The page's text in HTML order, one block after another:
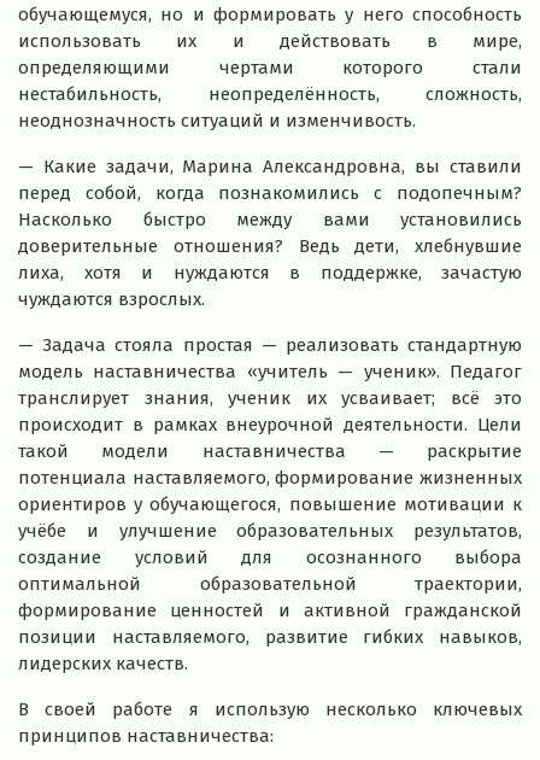
обучающемуся, но и формировать у него способность
использовать их и действовать в мире,
определяющими чертами которого стали
нестабильность, неопределённость, сложность,
неоднозначность ситуаций и изменчивость.
— Какие задачи, Марина Александровна, вы ставили
перед собой, когда познакомились с подопечным?
Насколько быстро между вами установились
доверительные отношения? Ведь дети, хлебнувшие
лиха, хотя и нуждаются в поддержке, зачастую
чуждаются взрослых.
— Задача стояла простая — реализовать стандартную
модель наставничества «учитель — ученик». Педагог
транслирует знания, ученик их усваивает; всё это
происходит в рамках внеурочной деятельности. Цели
такой модели наставничества — раскрытие
потенциала наставляемого, формирование жизненных
ориентиров у обучающегося, повышение мотивации к
учёбе и улучшение образовательных результатов,
создание условий для осознанного выбора
оптимальной образовательной траектории,
формирование ценностей и активной гражданской
позиции наставляемого, развитие гибких навыков,
лидерских качеств.
В своей работе я использую несколько ключевых
принципов наставничества: